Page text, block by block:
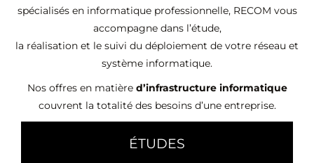
spécialisés en informatique professionnelle, RECOM vous
accompagne dans l’étude,
la réalisation et le suivi du déploiement de votre réseau et
système informatique.
Nos offres en matière d’infrastructure informatique
couvrent la totalité des besoins d’une entreprise.
ÉTUDES